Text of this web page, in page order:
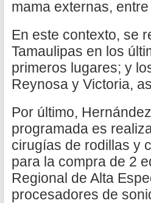
mama externas,
En este contexto, se
Tamaulipas en los
primeros lugares; y
Reynosa y Victoria,
Por último,
programada es
cirugías de rodillas y
para la compra de 2
Regional de Alta
procesadores de